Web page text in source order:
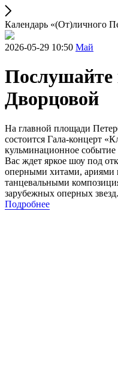
Календарь «(От)личного
2026-05-29 10:50 Май
Послушайте
Дворцовой
На главной площади
состоится Гала-концерт
кульминационное событие
Вас ждет яркое шоу под
оперными хитами, ариями
танцевальными
зарубежных оперных звезд.
Подробнее